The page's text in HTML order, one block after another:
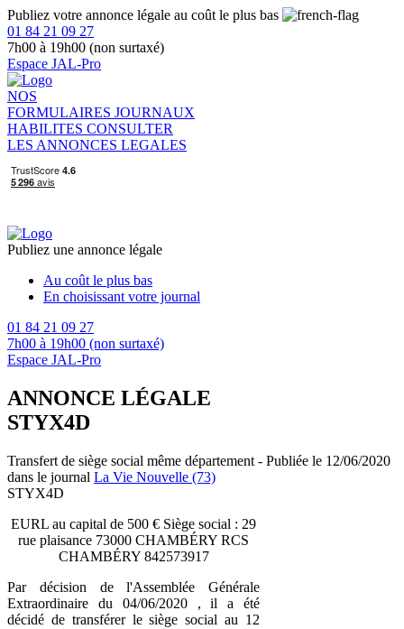
Publiez votre annonce légale au coût le plus bas
01 84 21 09 27
7h00 à 19h00 (non surtaxé)
Espace JAL-Pro
NOS
FORMULAIRES JOURNAUX
HABILITES CONSULTER
LES ANNONCES LEGALES
Publiez une annonce légale
Au coût le plus bas
En choisissant votre journal
01 84 21 09 27
7h00 à 19h00 (non surtaxé)
Espace JAL-Pro
ANNONCE LÉGALE
STYX4D
Transfert de siège social même département - Publiée le 12/06/2020
dans le journal La Vie Nouvelle (73)
STYX4D
EURL au capital de 500 € Siège social : 29
rue plaisance 73000 CHAMBÉRY RCS
CHAMBÉRY 842573917
Par décision de l'Assemblée Générale
Extraordinaire du 04/06/2020 , il a été
décidé de transférer le siège social au 12